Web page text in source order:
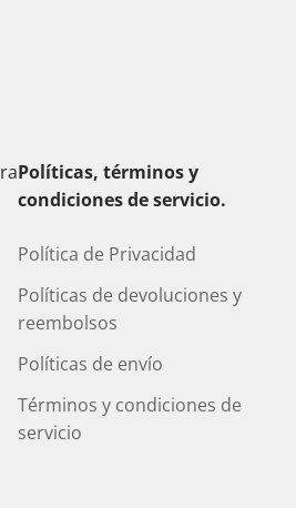
Políticas, términos y
condiciones de servicio.
Política de Privacidad
Políticas de devoluciones y
reembolsos
Políticas de envío
Términos y condiciones de
servicio